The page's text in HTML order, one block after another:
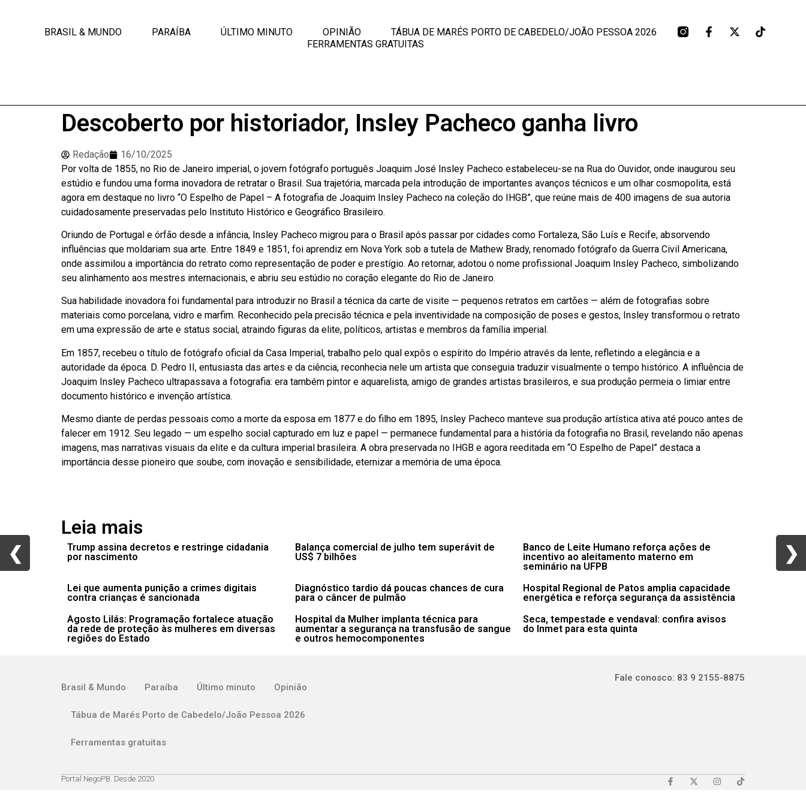
BRASIL & MUNDO PARAÍBA ÚLTIMO MINUTO OPINIÃO
TÁBUA DE MARÉS PORTO DE CABEDELO/JOÃO PESSOA 2026
FERRAMENTAS GRATUITAS
Descoberto por historiador, Insley Pacheco ganha livro
Redação
16/10/2025
Por volta de 1855, no Rio de Janeiro imperial, o jovem fotógrafo português Joaquim José Insley Pacheco estabeleceu-se na Rua do Ouvidor, onde inaugurou seu
estúdio e fundou uma forma inovadora de retratar o Brasil. Sua trajetória, marcada pela introdução de importantes avanços técnicos e um olhar cosmopolita, está
agora em destaque no livro “O Espelho de Papel – A fotografia de Joaquim Insley Pacheco na coleção do IHGB”, que reúne mais de 400 imagens de sua autoria
cuidadosamente preservadas pelo Instituto Histórico e Geográfico Brasileiro.
Oriundo de Portugal e órfão desde a infância, Insley Pacheco migrou para o Brasil após passar por cidades como Fortaleza, São Luís e Recife, absorvendo
influências que moldariam sua arte. Entre 1849 e 1851, foi aprendiz em Nova York sob a tutela de Mathew Brady, renomado fotógrafo da Guerra Civil Americana,
onde assimilou a importância do retrato como representação de poder e prestígio. Ao retornar, adotou o nome profissional Joaquim Insley Pacheco, simbolizando
seu alinhamento aos mestres internacionais, e abriu seu estúdio no coração elegante do Rio de Janeiro.
Sua habilidade inovadora foi fundamental para introduzir no Brasil a técnica da carte de visite — pequenos retratos em cartões — além de fotografias sobre
materiais como porcelana, vidro e marfim. Reconhecido pela precisão técnica e pela inventividade na composição de poses e gestos, Insley transformou o retrato
em uma expressão de arte e status social, atraindo figuras da elite, políticos, artistas e membros da família imperial.
Em 1857, recebeu o título de fotógrafo oficial da Casa Imperial, trabalho pelo qual expôs o espírito do Império através da lente, refletindo a elegância e a
autoridade da época. D. Pedro II, entusiasta das artes e da ciência, reconhecia nele um artista que conseguia traduzir visualmente o tempo histórico. A influência de
Joaquim Insley Pacheco ultrapassava a fotografia: era também pintor e aquarelista, amigo de grandes artistas brasileiros, e sua produção permeia o limiar entre
documento histórico e invenção artística.
Mesmo diante de perdas pessoais como a morte da esposa em 1877 e do filho em 1895, Insley Pacheco manteve sua produção artística ativa até pouco antes de
falecer em 1912. Seu legado — um espelho social capturado em luz e papel — permanece fundamental para a história da fotografia no Brasil, revelando não apenas
imagens, mas narrativas visuais da elite e da cultura imperial brasileira. A obra preservada no IHGB e agora reeditada em “O Espelho de Papel” destaca a
importância desse pioneiro que soube, com inovação e sensibilidade, eternizar a memória de uma época.
Leia mais
Trump assina decretos e restringe cidadania
por nascimento
Balança comercial de julho tem superávit de
US$ 7 bilhões
Banco de Leite Humano reforça ações de
incentivo ao aleitamento materno em
seminário na UFPB
Lei que aumenta punição a crimes digitais
contra crianças é sancionada
Diagnóstico tardio dá poucas chances de cura
para o câncer de pulmão
Hospital Regional de Patos amplia capacidade
energética e reforça segurança da assistência
Agosto Lilás: Programação fortalece atuação
da rede de proteção às mulheres em diversas
regiões do Estado
Hospital da Mulher implanta técnica para
aumentar a segurança na transfusão de sangue
e outros hemocomponentes
Seca, tempestade e vendaval: confira avisos
do Inmet para esta quinta
Brasil & Mundo Paraíba Último minuto Opinião
Tábua de Marés Porto de Cabedelo/João Pessoa 2026
Ferramentas gratuitas
Fale conosco: 83 9 2155-8875
Portal NegoPB. Desde 2020.
❮ ❯
❮ ❯